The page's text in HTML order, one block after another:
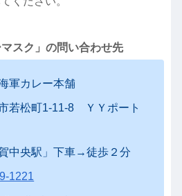
スク」の問い合わせ先
軍カレー本舗
市若松町1-11-8 ＹＹポート
中央駅」下車→徒歩２分
1221